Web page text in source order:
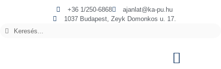
+36 1/250-6868
ajanlat@ka-pu.hu
1037 Budapest, Zeyk Domonkos u. 17.